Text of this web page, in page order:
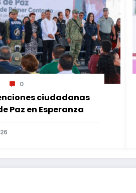
0
ciudadanas
Paz en Esperanza